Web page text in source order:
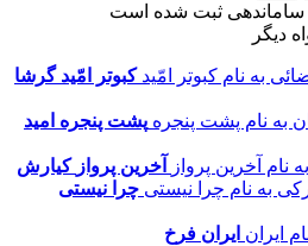
ساماندهی ثبت شده است
دیگر
کبوتر امّید گرشا
پشت پنجره امید
آخرین پرواز کیارش
چرا نیستی
ایران فرخ